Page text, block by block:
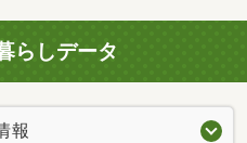
らしデータ
報